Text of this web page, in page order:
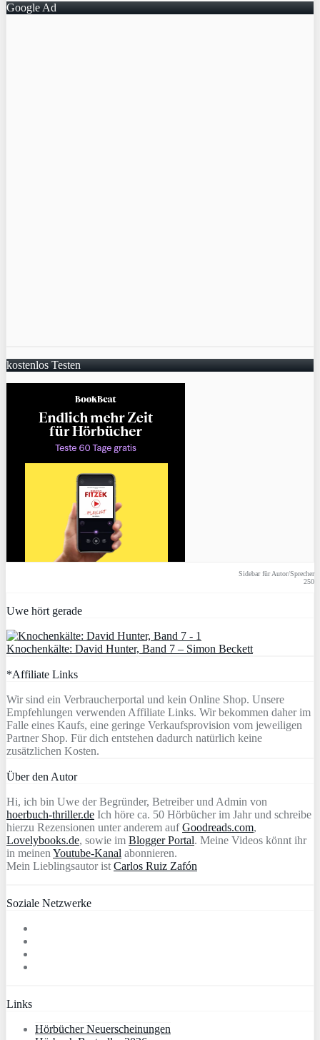
Google Ad
kostenlos Testen
Sidebar für Autor/Sprecher
250
Uwe hört gerade
Knochenkälte: David Hunter, Band 7 – Simon Beckett
*Affiliate Links
Wir sind ein Verbraucherportal und kein Online Shop. Unsere
Empfehlungen verwenden Affiliate Links. Wir bekommen daher im
Falle eines Kaufs, eine geringe Verkaufsprovision vom jeweiligen
Partner Shop. Für dich entstehen dadurch natürlich keine
zusätzlichen Kosten.
Über den Autor
Hi, ich bin Uwe der Begründer, Betreiber und Admin von
hoerbuch-thriller.de Ich höre ca. 50 Hörbücher im Jahr und schreibe
hierzu Rezensionen unter anderem aufGoodreads.com,
Lovelybooks.de, sowie im Blogger Portal. Meine Videos könnt ihr
in meinen Youtube-Kanal abonnieren.
Mein Lieblingsautor ist Carlos Ruiz Zafón
Soziale Netzwerke
Links
Hörbücher Neuerscheinungen